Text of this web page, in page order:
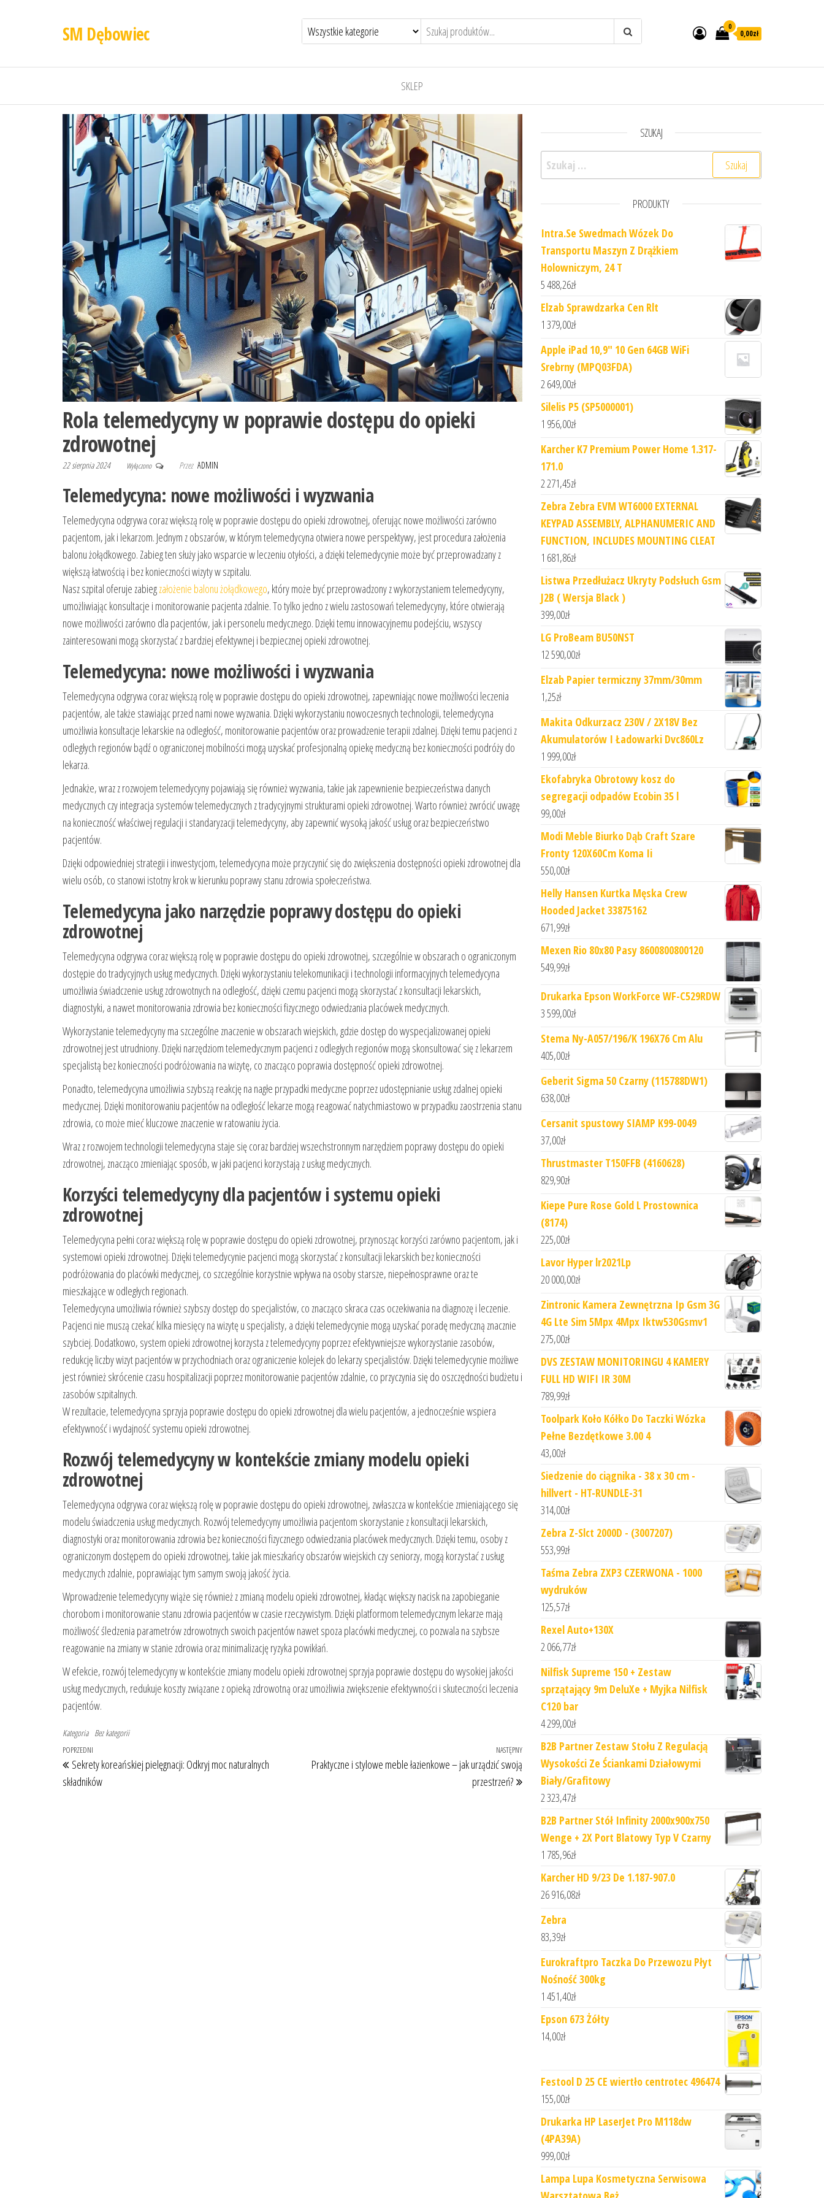
SM Dębowiec 0
0,00zł
SKLEP
Rola telemedycyny w poprawie dostępu do opieki
zdrowotnej
22 sierpnia 2024 Wyłączono Przez ADMIN
Telemedycyna: nowe możliwości i wyzwania
Telemedycyna odgrywa coraz większą rolę w poprawie dostępu do opieki zdrowotnej, oferując nowe możliwości zarówno
pacjentom, jak i lekarzom. Jednym z obszarów, w którym telemedycyna otwiera nowe perspektywy, jest procedura założenia
balonu żołądkowego. Zabieg ten służy jako wsparcie w leczeniu otyłości, a dzięki telemedycynie może być przeprowadzany z
większą łatwością i bez konieczności wizyty w szpitalu.
Nasz szpital oferuje zabiegzałożenie balonu żołądkowego, który może być przeprowadzony z wykorzystaniem telemedycyny,
umożliwiając konsultacje i monitorowanie pacjenta zdalnie. To tylko jedno z wielu zastosowań telemedycyny, które otwierają
nowe możliwości zarówno dla pacjentów, jak i personelu medycznego. Dzięki temu innowacyjnemu podejściu, wszyscy
zainteresowani mogą skorzystać z bardziej efektywnej i bezpiecznej opieki zdrowotnej.
Telemedycyna: nowe możliwości i wyzwania
Telemedycyna odgrywa coraz większą rolę w poprawie dostępu do opieki zdrowotnej, zapewniając nowe możliwości leczenia
pacjentów, ale także stawiając przed nami nowe wyzwania. Dzięki wykorzystaniu nowoczesnych technologii, telemedycyna
umożliwia konsultacje lekarskie na odległość, monitorowanie pacjentów oraz prowadzenie terapii zdalnej. Dzięki temu pacjenci z
odległych regionów bądź o ograniczonej mobilności mogą uzyskać profesjonalną opiekę medyczną bez konieczności podróży do
lekarza.
Jednakże, wraz z rozwojem telemedycyny pojawiają się również wyzwania, takie jak zapewnienie bezpieczeństwa danych
medycznych czy integracja systemów telemedycznych z tradycyjnymi strukturami opieki zdrowotnej. Warto również zwrócić uwagę
na konieczność właściwej regulacji i standaryzacji telemedycyny, aby zapewnić wysoką jakość usług oraz bezpieczeństwo
pacjentów.
Dzięki odpowiedniej strategii i inwestycjom, telemedycyna może przyczynić się do zwiększenia dostępności opieki zdrowotnej dla
wielu osób, co stanowi istotny krok w kierunku poprawy stanu zdrowia społeczeństwa.
Telemedycyna jako narzędzie poprawy dostępu do opieki
zdrowotnej
Telemedycyna odgrywa coraz większą rolę w poprawie dostępu do opieki zdrowotnej, szczególnie w obszarach o ograniczonym
dostępie do tradycyjnych usług medycznych. Dzięki wykorzystaniu telekomunikacji i technologii informacyjnych telemedycyna
umożliwia świadczenie usług zdrowotnych na odległość, dzięki czemu pacjenci mogą skorzystać z konsultacji lekarskich,
diagnostyki, a nawet monitorowania zdrowia bez konieczności fizycznego odwiedzania placówek medycznych.
Wykorzystanie telemedycyny ma szczególne znaczenie w obszarach wiejskich, gdzie dostęp do wyspecjalizowanej opieki
zdrowotnej jest utrudniony. Dzięki narzędziom telemedycznym pacjenci z odległych regionów mogą skonsultować się z lekarzem
specjalistą bez konieczności podróżowania na wizytę, co znacząco poprawia dostępność opieki zdrowotnej.
Ponadto, telemedycyna umożliwia szybszą reakcję na nagłe przypadki medyczne poprzez udostępnianie usług zdalnej opieki
medycznej. Dzięki monitorowaniu pacjentów na odległość lekarze mogą reagować natychmiastowo w przypadku zaostrzenia stanu
zdrowia, co może mieć kluczowe znaczenie w ratowaniu życia.
Wraz z rozwojem technologii telemedycyna staje się coraz bardziej wszechstronnym narzędziem poprawy dostępu do opieki
zdrowotnej, znacząco zmieniając sposób, w jaki pacjenci korzystają z usług medycznych.
Korzyści telemedycyny dla pacjentów i systemu opieki
zdrowotnej
Telemedycyna pełni coraz większą rolę w poprawie dostępu do opieki zdrowotnej, przynosząc korzyści zarówno pacjentom, jak i
systemowi opieki zdrowotnej. Dzięki telemedycynie pacjenci mogą skorzystać z konsultacji lekarskich bez konieczności
podróżowania do placówki medycznej, co szczególnie korzystnie wpływa na osoby starsze, niepełnosprawne oraz te
mieszkające w odległych regionach.
Telemedycyna umożliwia również szybszy dostęp do specjalistów, co znacząco skraca czas oczekiwania na diagnozę i leczenie.
Pacjenci nie muszą czekać kilka miesięcy na wizytę u specjalisty, a dzięki telemedycynie mogą uzyskać poradę medyczną znacznie
szybciej. Dodatkowo, system opieki zdrowotnej korzysta z telemedycyny poprzez efektywniejsze wykorzystanie zasobów,
redukcję liczby wizyt pacjentów w przychodniach oraz ograniczenie kolejek do lekarzy specjalistów. Dzięki telemedycynie możliwe
jest również skrócenie czasu hospitalizacji poprzez monitorowanie pacjentów zdalnie, co przyczynia się do oszczędności budżetu i
zasobów szpitalnych.
W rezultacie, telemedycyna sprzyja poprawie dostępu do opieki zdrowotnej dla wielu pacjentów, a jednocześnie wspiera
efektywność i wydajność systemu opieki zdrowotnej.
Rozwój telemedycyny w kontekście zmiany modelu opieki
zdrowotnej
Telemedycyna odgrywa coraz większą rolę w poprawie dostępu do opieki zdrowotnej, zwłaszcza w kontekście zmieniającego się
modelu świadczenia usług medycznych. Rozwój telemedycyny umożliwia pacjentom skorzystanie z konsultacji lekarskich,
diagnostyki oraz monitorowania zdrowia bez konieczności fizycznego odwiedzania placówek medycznych. Dzięki temu, osoby z
ograniczonym dostępem do opieki zdrowotnej, takie jak mieszkańcy obszarów wiejskich czy seniorzy, mogą korzystać z usług
medycznych zdalnie, poprawiając tym samym swoją jakość życia.
Wprowadzenie telemedycyny wiąże się również z zmianą modelu opieki zdrowotnej, kładąc większy nacisk na zapobieganie
chorobom i monitorowanie stanu zdrowia pacjentów w czasie rzeczywistym. Dzięki platformom telemedycznym lekarze mają
możliwość śledzenia parametrów zdrowotnych swoich pacjentów nawet spoza placówki medycznej, co pozwala na szybsze
reagowanie na zmiany w stanie zdrowia oraz minimalizację ryzyka powikłań.
W efekcie, rozwój telemedycyny w kontekście zmiany modelu opieki zdrowotnej sprzyja poprawie dostępu do wysokiej jakości
usług medycznych, redukuje koszty związane z opieką zdrowotną oraz umożliwia zwiększenie efektywności i skuteczności leczenia
pacjentów.
Kategoria Bez kategorii
Nawigacja wpisu
Poprzedni wpis
POPRZEDNI
Sekrety koreańskiej pielęgnacji: Odkryj moc naturalnych
składników
Następny wpis
NASTĘPNY
Praktyczne i stylowe meble łazienkowe – jak urządzić swoją
przestrzeń?
SZUKAJ
Szukaj:
PRODUKTY
Intra.Se Swedmach Wózek Do
Transportu Maszyn Z Drążkiem
Holowniczym, 24 T
5 488,26zł
Elzab Sprawdzarka Cen Rlt
1 379,00zł
Apple iPad 10,9" 10 Gen 64GB WiFi
Srebrny (MPQ03FDA)
2 649,00zł
Silelis P5 (SP5000001)
1 956,00zł
Karcher K7 Premium Power Home 1.317-
171.0
2 271,45zł
Zebra Zebra EVM WT6000 EXTERNAL
KEYPAD ASSEMBLY, ALPHANUMERIC AND
FUNCTION, INCLUDES MOUNTING CLEAT
1 681,86zł
Listwa Przedłużacz Ukryty Podsłuch Gsm
J2B ( Wersja Black )
399,00zł
LG ProBeam BU50NST
12 590,00zł
Elzab Papier termiczny 37mm/30mm
1,25zł
Makita Odkurzacz 230V / 2X18V Bez
Akumulatorów I Ładowarki Dvc860Lz
1 999,00zł
Ekofabryka Obrotowy kosz do
segregacji odpadów Ecobin 35 l
99,00zł
Modi Meble Biurko Dąb Craft Szare
Fronty 120X60Cm Koma Ii
550,00zł
Helly Hansen Kurtka Męska Crew
Hooded Jacket 33875162
671,99zł
Mexen Rio 80x80 Pasy 8600800800120
549,99zł
Drukarka Epson WorkForce WF-C529RDW
3 599,00zł
Stema Ny-A057/196/K 196X76 Cm Alu
405,00zł
Geberit Sigma 50 Czarny (115788DW1)
638,00zł
Cersanit spustowy SIAMP K99-0049
37,00zł
Thrustmaster T150FFB (4160628)
829,90zł
Kiepe Pure Rose Gold L Prostownica
(8174)
225,00zł
Lavor Hyper lr2021Lp
20 000,00zł
Zintronic Kamera Zewnętrzna Ip Gsm 3G
4G Lte Sim 5Mpx 4Mpx Iktw530Gsmv1
275,00zł
DVS ZESTAW MONITORINGU 4 KAMERY
FULL HD WIFI IR 30M
789,99zł
Toolpark Koło Kółko Do Taczki Wózka
Pełne Bezdętkowe 3.00 4
43,00zł
Siedzenie do ciągnika - 38 x 30 cm -
hillvert - HT-RUNDLE-31
314,00zł
Zebra Z-Slct 2000D - (3007207)
553,99zł
Taśma Zebra ZXP3 CZERWONA - 1000
wydruków
125,57zł
Rexel Auto+130X
2 066,77zł
Nilfisk Supreme 150 + Zestaw
sprzątający 9m DeluXe + Myjka Nilfisk
C120 bar
4 299,00zł
B2B Partner Zestaw Stołu Z Regulacją
Wysokości Ze Ściankami Działowymi
Biały/Grafitowy
2 323,47zł
B2B Partner Stół Infinity 2000x900x750
Wenge + 2X Port Blatowy Typ V Czarny
1 785,96zł
Karcher HD 9/23 De 1.187-907.0
26 916,08zł
Zebra
83,39zł
Eurokraftpro Taczka Do Przewozu Płyt
Nośność 300kg
1 451,40zł
Epson 673 Żółty
14,00zł
Festool D 25 CE wiertło centrotec 496474
155,00zł
Drukarka HP LaserJet Pro M118dw
(4PA39A)
999,00zł
Lampa Lupa Kosmetyczna Serwisowa